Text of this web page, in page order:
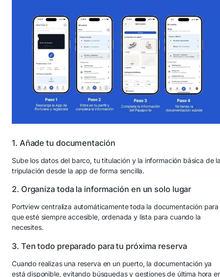
1. Añade tu documentación
Sube los datos del barco, tu titulación y la información básica de
tripulación desde la app de forma sencilla.
2. Organiza toda la información en un solo lugar
Portview centraliza automáticamente toda la documentación para
que esté siempre accesible, ordenada y lista para cuando la
necesites.
3. Ten todo preparado para tu próxima reserva
Cuando realizas una reserva en un puerto, la documentación ya
está disponible, evitando búsquedas y gestiones de última hora